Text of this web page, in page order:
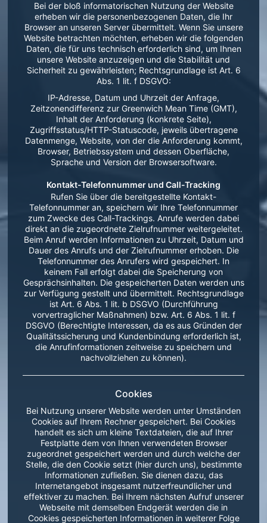
Bei der bloß informatorischen Nutzung der Website
erheben wir die personenbezogenen Daten, die Ihr
Browser an unseren Server übermittelt. Wenn Sie unsere
Website betrachten möchten, erheben wir die folgenden
Daten, die für uns technisch erforderlich sind, um Ihnen
unsere Website anzuzeigen und die Stabilität und
Sicherheit zu gewährleisten; Rechtsgrundlage ist Art. 6
Abs. 1 lit. f DSGVO:
IP-Adresse, Datum und Uhrzeit der Anfrage,
Zeitzonendifferenz zur Greenwich Mean Time (GMT),
Inhalt der Anforderung (konkrete Seite),
Zugriffsstatus/HTTP-Statuscode, jeweils übertragene
Datenmenge, Website, von der die Anforderung kommt,
Browser, Betriebssystem und dessen Oberfläche,
Sprache und Version der Browsersoftware.
Kontakt-Telefonnummer und Call-Tracking
Rufen Sie über die bereitgestellte Kontakt-
Telefonnummer an, speichern wir Ihre Telefonnummer
zum Zwecke des Call-Trackings. Anrufe werden dabei
direkt an die zugeordnete Zielrufnummer weitergeleitet.
Beim Anruf werden Informationen zu Uhrzeit, Datum und
Dauer des Anrufs und der Zielrufnummer erhoben. Die
Telefonnummer des Anrufers wird gespeichert. In
keinem Fall erfolgt dabei die Speicherung von
Gesprächsinhalten. Die gespeicherten Daten werden uns
zur Verfügung gestellt und übermittelt. Rechtsgrundlage
ist Art. 6 Abs. 1 lit. b DSGVO (Durchführung
vorvertraglicher Maßnahmen) bzw. Art. 6 Abs. 1 lit. f
DSGVO (Berechtigte Interessen, da es aus Gründen der
Qualitätssicherung und Kundenbindung erforderlich ist,
die Anrufinformationen zeitweise zu speichern und
nachvollziehen zu können).
Cookies
Bei Nutzung unserer Website werden unter Umständen
Cookies auf Ihrem Rechner gespeichert. Bei Cookies
handelt es sich um kleine Textdateien, die auf Ihrer
Festplatte dem von Ihnen verwendeten Browser
zugeordnet gespeichert werden und durch welche der
Stelle, die den Cookie setzt (hier durch uns), bestimmte
Informationen zufließen. Sie dienen dazu, das
Internetangebot insgesamt nutzerfreundlicher und
effektiver zu machen. Bei Ihrem nächsten Aufruf unserer
Webseite mit demselben Endgerät werden die in
Cookies gespeicherten Informationen in weiterer Folge